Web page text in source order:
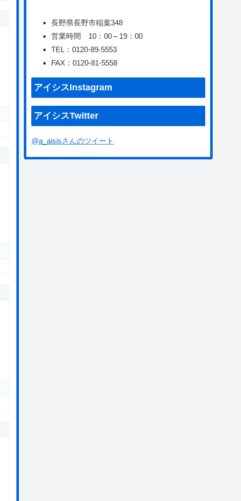
長野県長野市稲葉348
営業時間 10：00～19：00
TEL：0120-89-5553
FAX：0120-81-5558
アイシスInstagram
アイシスTwitter
@a_aisisさんのツイート